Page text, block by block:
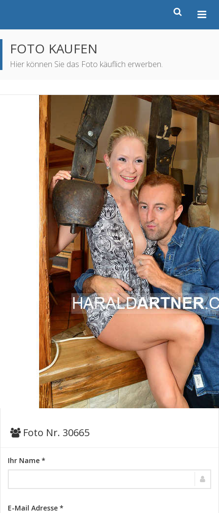
FOTO KAUFEN
Hier können Sie das Foto käuflich erwerben.
Foto Nr. 30665
Ihr Name *
E-Mail Adresse *